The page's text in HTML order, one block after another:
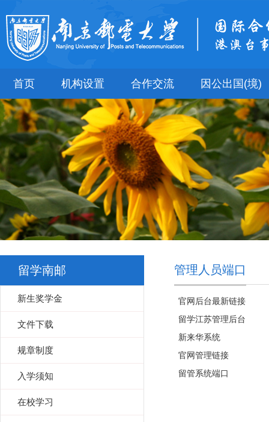
首页 机构设置 合作交流 因公出国(境)
留学南邮
新生奖学金
文件下载
规章制度
入学须知
在校学习
管理人员端口
官网后台最新链接
留学江苏管理后台
新来华系统
官网管理链接
留管系统端口